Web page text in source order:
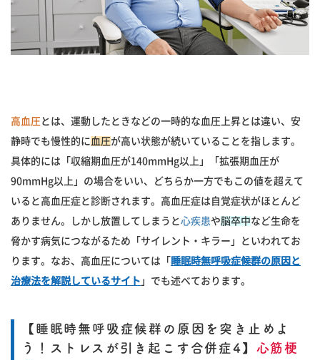
高血圧 とは、運動したときなどの一時的な血圧上昇とは違い、安
静時でも慢性的に 血圧が高い状態が続いていることを指します。
具体的には「収縮期血圧が140mmHg以上」「拡張期血圧が
90mmHg以上」の場合をいい、どちらか一方でもこの値を超えて
いると高血圧症と診断されます。高血圧症は自覚症状がほとんど
ありません。しかし放置してしまうと 心疾患や脳卒中など生命を
脅かす病気につながるため「サイレント・キラー」といわれてお
ります。なお、高血圧については「 睡眠時無呼吸症候群の原因と
治療法を解説しているサイト 」でも述べております。
【睡眠時無呼吸症候群の原因を突き止めよ
う！ストレスが引き起こす合併症4】 心筋梗